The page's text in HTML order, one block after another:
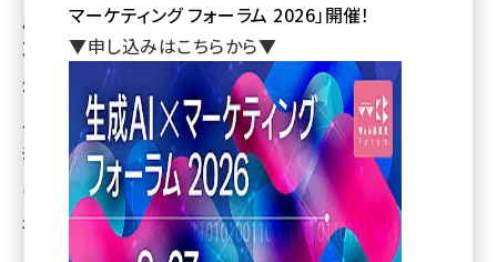
seo (3536)
ai (2818)
youtube (2444)
note (2320)
セミナー (2313)
用語「アクセス解析ツール」 が使われている記
事の一覧
全 20 記事中 1 ～ 20 を表示中
アクセス解析ツール「シビラ」に「アドバイス過
去データ表示機能」搭載
株式会社環
2008年4月7日 19:35
マーケティング フォーラム 2026」開催！
▼申し込みはこちらから▼